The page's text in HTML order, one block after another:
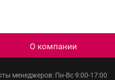
О компании
менеджеров: Пн-Вс 9:00-17:00